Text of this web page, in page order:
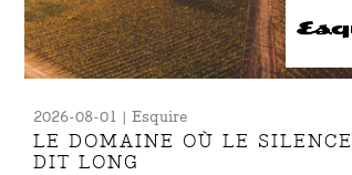
2026-08-01 | Esquire
LE DOMAINE OÙ LE
DIT LONG